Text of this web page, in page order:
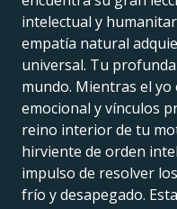
intelectual y
empatía natural
universal. Tu profunda
mundo. Mientras el yo
emocional y vínculos
reino interior de tu
hirviente de orden
impulso de resolver
frío y desapegado.